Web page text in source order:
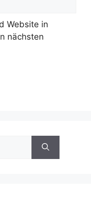
Website in
nächsten